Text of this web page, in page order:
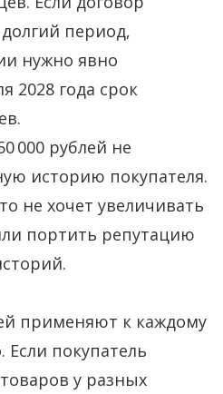
период,
нужно явно
2028 года срок
000 рублей не
историю покупателя.
не хочет увеличивать
портить репутацию
применяют к каждому
Если покупатель
у разных